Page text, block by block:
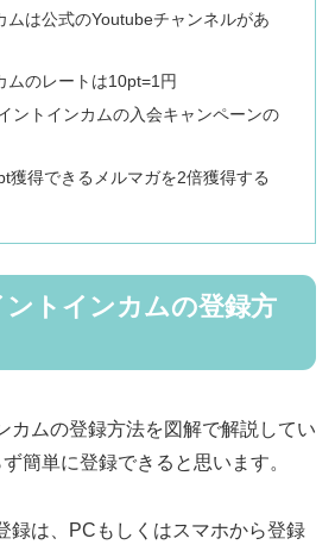
ムは公式のYoutubeチャンネルがあ
ムのレートは10pt=1円
ントインカムの入会キャンペーンの
獲得できるメルマガを2倍獲得する
ントインカムの登録方
カムの登録方法を図解で解説してい
簡単に登録できると思います。
録は、PCもしくはスマホから登録